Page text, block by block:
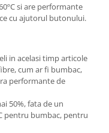
si are performante
cu ajutorul butonului.
in acelasi timp articole
cum ar fi bumbac,
performante de
50%, fata de un
pentru bumbac, pentru